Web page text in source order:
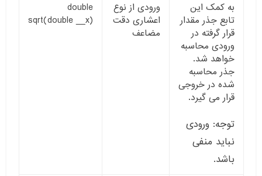
به کمک این
تابع جذر مقدار
قرار گرفته در
ورودی محاسبه
خواهد شد.
جذر محاسبه
شده در خروجی
قرار می گیرد.
توجه: ورودی
نباید منفی
باشد.
ورودی از نوع
اعشاری دقت
مضاعف
double
sqrt(double __x)